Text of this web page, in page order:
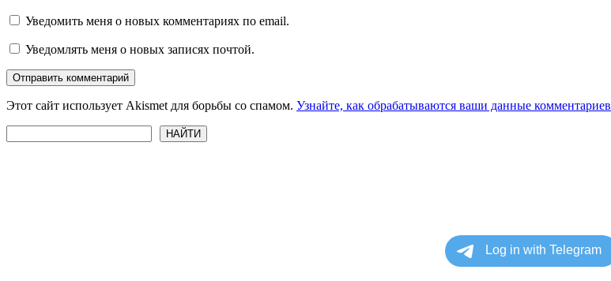
Уведомить меня о новых комментариях по email.
Уведомлять меня о новых записях почтой.
Отправить комментарий
Этот сайт использует Akismet для борьбы со спамом. Узнайте, как обрабатываются ваши данные комментариев
НАЙТИ